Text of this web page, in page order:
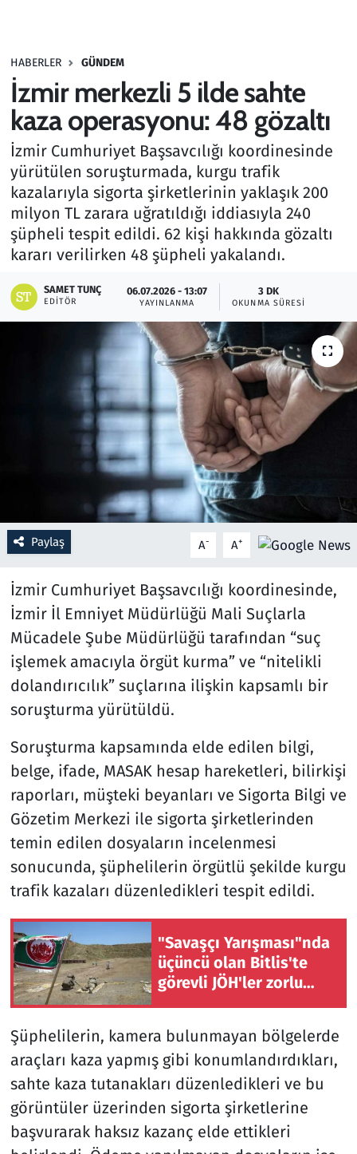
HABERLER GÜNDEM
İzmir merkezli 5 ilde sahte
kaza operasyonu: 48 gözaltı
İzmir Cumhuriyet Başsavcılığı koordinesinde
yürütülen soruşturmada, kurgu trafik
kazalarıyla sigorta şirketlerinin yaklaşık 200
milyon TL zarara uğratıldığı iddiasıyla 240
şüpheli tespit edildi. 62 kişi hakkında gözaltı
kararı verilirken 48 şüpheli yakalandı.
SAMET TUNÇ
EDITÖR
06.07.2026 - 13:07
YAYINLANMA
3 DK
OKUNMA SÜRESI
Paylaş A- A+
İzmir Cumhuriyet Başsavcılığı koordinesinde,
İzmir İl Emniyet Müdürlüğü Mali Suçlarla
Mücadele Şube Müdürlüğü tarafından “suç
işlemek amacıyla örgüt kurma” ve “nitelikli
dolandırıcılık” suçlarına ilişkin kapsamlı bir
soruşturma yürütüldü.
Soruşturma kapsamında elde edilen bilgi,
belge, ifade, MASAK hesap hareketleri, bilirkişi
raporları, müşteki beyanları ve Sigorta Bilgi ve
Gözetim Merkezi ile sigorta şirketlerinden
temin edilen dosyaların incelenmesi
sonucunda, şüphelilerin örgütlü şekilde kurgu
trafik kazaları düzenledikleri tespit edildi.
"Savaşçı Yarışması"nda
üçüncü olan Bitlis'te
görevli JÖH'ler zorlu
Şüphelilerin, kamera bulunmayan bölgelerde
araçları kaza yapmış gibi konumlandırdıkları,
sahte kaza tutanakları düzenledikleri ve bu
görüntüler üzerinden sigorta şirketlerine
başvurarak haksız kazanç elde ettikleri
Haber
Kurumsal Haberler
Lezzet Durağı
Memur ve Kamu
Ramazan
Resmi İlanlar
Rüya Tabirleri
Sağlık
Savunma Sanayi
Seçim 2023
Spor
Teknoloji ve Bilim
Televizyon